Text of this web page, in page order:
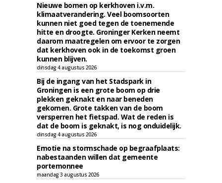
Nieuwe bomen op kerkhoven i.v.m.
klimaatverandering. Veel boomsoorten
kunnen niet goed tegen de toenemende
hitte en droogte. Groninger Kerken neemt
daarom maatregelen om ervoor te zorgen
dat kerkhoven ook in de toekomst groen
kunnen blijven.
dinsdag 4 augustus 2026
Bij de ingang van het Stadspark in
Groningen is een grote boom op drie
plekken geknakt en naar beneden
gekomen. Grote takken van de boom
versperren het fietspad. Wat de reden is
dat de boom is geknakt, is nog onduidelijk.
dinsdag 4 augustus 2026
Emotie na stormschade op begraafplaats:
nabestaanden willen dat gemeente
portemonnee
maandag 3 augustus 2026